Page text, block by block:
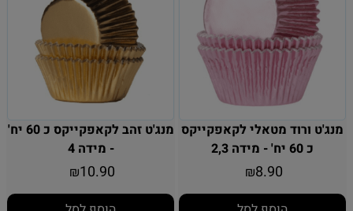
מנג'ט ורוד מטאלי לקאפקייקס
כ 60 יח' - מידה 2,3
₪8.90
מנג'ט זהב לקאפקייקס כ 60 יח'
- מידה 4
₪10.90